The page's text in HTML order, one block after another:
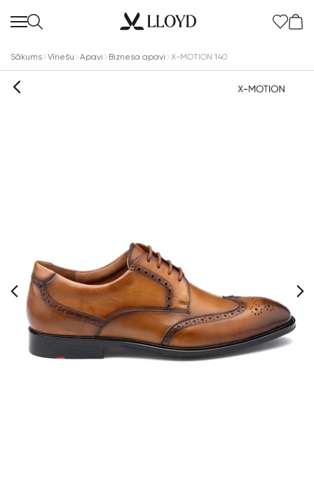
Sākums Vīriešu Apavi Biznesa apavi X-MOTION 140